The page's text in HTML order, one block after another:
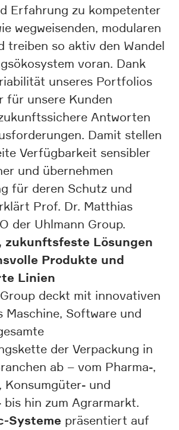
Erfahrung zu kompetenter
wegweisenden, modularen
treiben so aktiv den Wandel
voran. Dank
unseres Portfolios
für unsere Kunden
Antworten
Damit stellen
Verfügbarkeit sensibler
und übernehmen
für deren Schutz und
Prof. Dr. Matthias
der Uhlmann Group.
zukunftsfeste Lösungen
Produkte und
Linien
deckt mit innovativen
Maschine, Software und
der Verpackung in
ab – vom Pharma-,
Konsumgüter- und
bis hin zum Agrarmarkt.
Systeme präsentiert auf